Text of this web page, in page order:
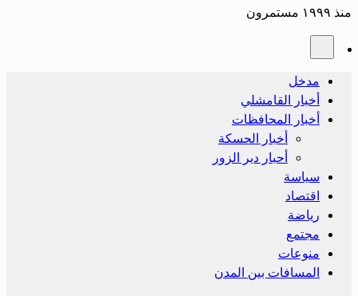
منذ ١٩٩٩ مستمرون
مدخل
أخبار القامشلي
أخبار المحافظات
أخبار الحسكة
أحبار دير الزور
سياسة
اقتصاد
رياضة
مجتمع
منوعات
المسافات بين المدن